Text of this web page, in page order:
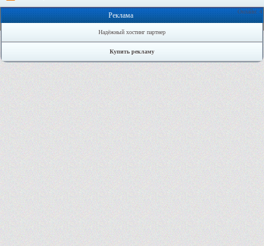
Онлайн: 4
Реклама
Надёжный хостинг партнер
Купить рекламу